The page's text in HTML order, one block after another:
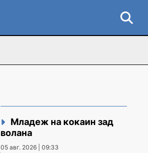
Младеж на кокаин зад
волана
05 авг. 2026 | 09:33